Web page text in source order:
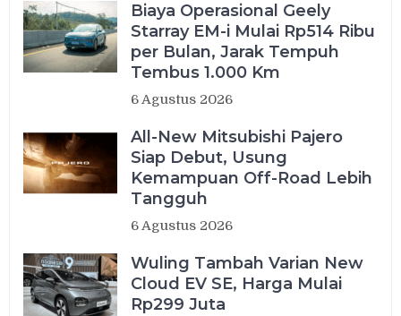
Biaya Operasional Geely
Starray EM-i Mulai Rp514 Ribu
per Bulan, Jarak Tempuh
Tembus 1.000 Km
6 Agustus 2026
All-New Mitsubishi Pajero
Siap Debut, Usung
Kemampuan Off-Road Lebih
Tangguh
6 Agustus 2026
Wuling Tambah Varian New
Cloud EV SE, Harga Mulai
Rp299 Juta